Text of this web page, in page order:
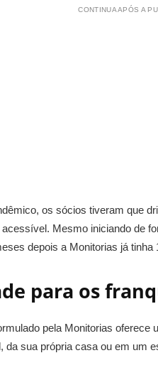
CONTINUA APÓS A
os sócios tiveram que
acessível. Mesmo iniciando de
depois a Monitorias já
para os
pela Monitorias oferece
da sua própria casa ou em um